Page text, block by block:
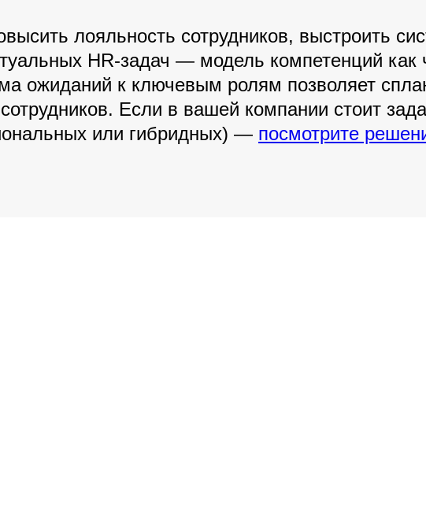
лояльность сотрудников, выстроить
HR-задач — модель компетенций
ожиданий к ключевым ролям позволяет
Если в вашей компании стоит
или гибридных) — посмотрите